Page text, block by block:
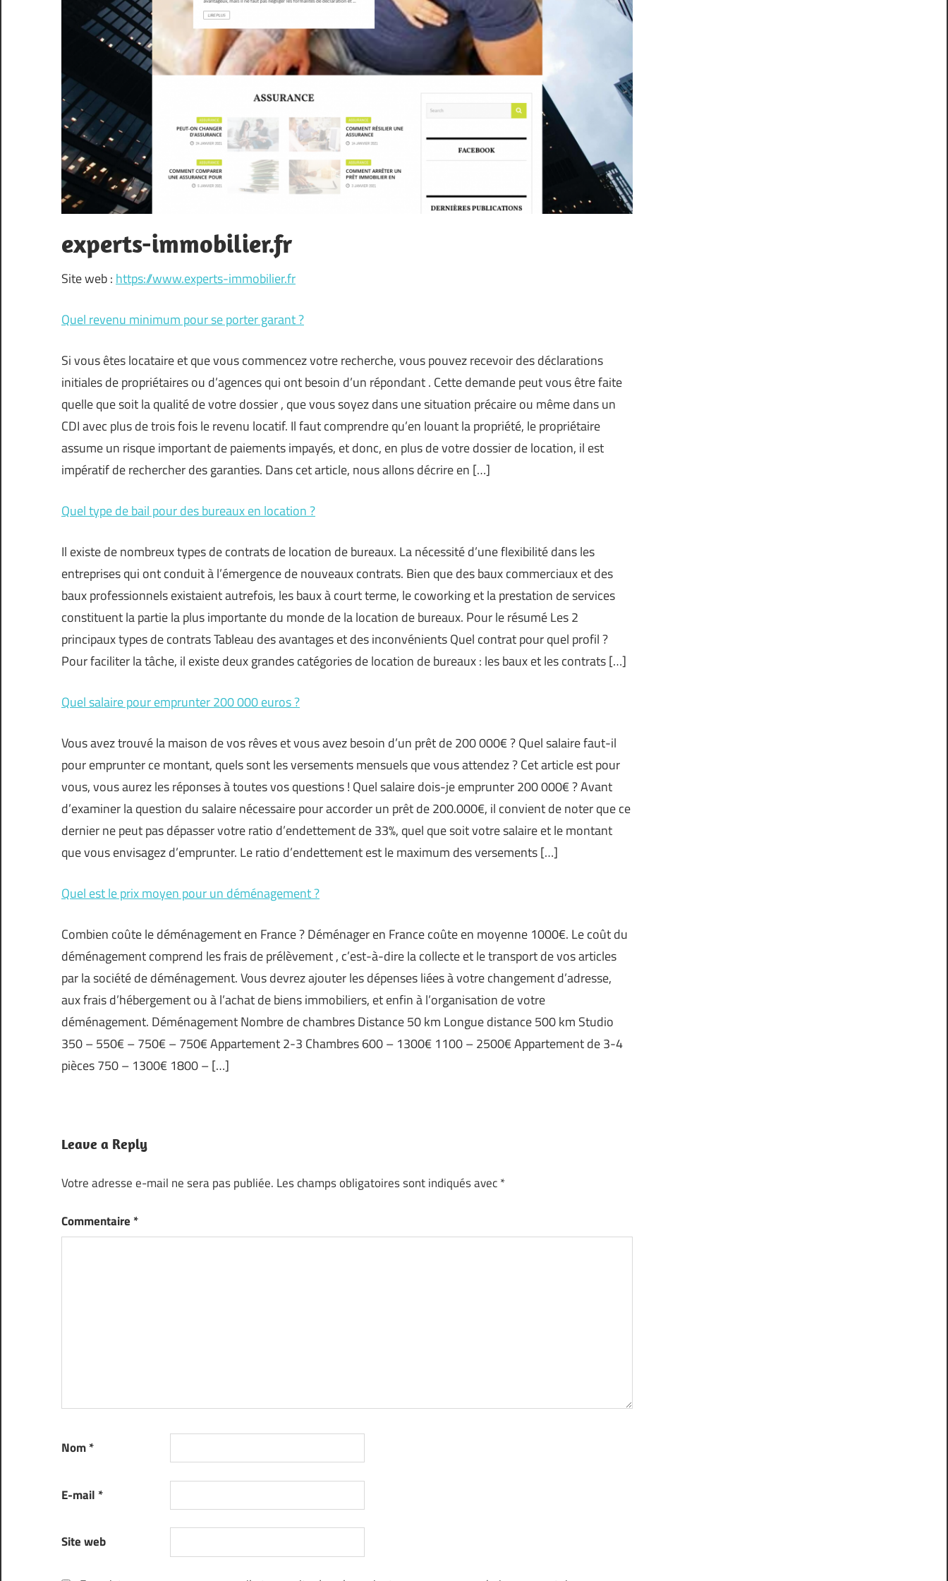
experts-immobilier.fr
Site web :https://www.experts-immobilier.fr
Quel revenu minimum pour se porter garant ?
Si vous êtes locataire et que vous commencez votre recherche, vous pouvez recevoir des déclarations
initiales de propriétaires ou d’agences qui ont besoin d’un répondant . Cette demande peut vous être faite
quelle que soit la qualité de votre dossier , que vous soyez dans une situation précaire ou même dans un
CDI avec plus de trois fois le revenu locatif. Il faut comprendre qu’en louant la propriété, le propriétaire
assume un risque important de paiements impayés, et donc, en plus de votre dossier de location, il est
impératif de rechercher des garanties. Dans cet article, nous allons décrire en […]
Quel type de bail pour des bureaux en location ?
Il existe de nombreux types de contrats de location de bureaux. La nécessité d’une flexibilité dans les
entreprises qui ont conduit à l’émergence de nouveaux contrats. Bien que des baux commerciaux et des
baux professionnels existaient autrefois, les baux à court terme, le coworking et la prestation de services
constituent la partie la plus importante du monde de la location de bureaux. Pour le résumé Les 2
principaux types de contrats Tableau des avantages et des inconvénients Quel contrat pour quel profil ?
Pour faciliter la tâche, il existe deux grandes catégories de location de bureaux : les baux et les contrats […]
Quel salaire pour emprunter 200 000 euros ?
Vous avez trouvé la maison de vos rêves et vous avez besoin d’un prêt de 200 000€ ? Quel salaire faut-il
pour emprunter ce montant, quels sont les versements mensuels que vous attendez ? Cet article est pour
vous, vous aurez les réponses à toutes vos questions ! Quel salaire dois-je emprunter 200 000€ ? Avant
d’examiner la question du salaire nécessaire pour accorder un prêt de 200.000€, il convient de noter que ce
dernier ne peut pas dépasser votre ratio d’endettement de 33%, quel que soit votre salaire et le montant
que vous envisagez d’emprunter. Le ratio d’endettement est le maximum des versements […]
Quel est le prix moyen pour un déménagement ?
Combien coûte le déménagement en France ? Déménager en France coûte en moyenne 1000€. Le coût du
déménagement comprend les frais de prélèvement , c’est-à-dire la collecte et le transport de vos articles
par la société de déménagement. Vous devrez ajouter les dépenses liées à votre changement d’adresse,
aux frais d’hébergement ou à l’achat de biens immobiliers, et enfin à l’organisation de votre
déménagement. Déménagement Nombre de chambres Distance 50 km Longue distance 500 km Studio
350 – 550€ – 750€ – 750€ Appartement 2-3 Chambres 600 – 1300€ 1100 – 2500€ Appartement de 3-4
pièces 750 – 1300€ 1800 – […]
Leave a Reply
Votre adresse e-mail ne sera pas publiée. Les champs obligatoires sont indiqués avec*
Commentaire *
Nom*
E-mail *
Site web